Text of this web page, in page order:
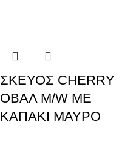
ΣΚΕΥΟΣ CHERRY
ΟΒΑΛ M/W ΜΕ
ΚΑΠΑΚΙ ΜΑΥΡΟ